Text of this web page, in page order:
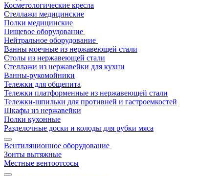
Косметологические кресла
Стеллажи медицинские
Полки медицинские
Пищевое оборудование
Нейтральное оборудование
Ванны моечные из нержавеющей стали
Столы из нержавеющей стали
Стеллажи из нержавейки для кухни
Ванны-рукомойники
Тележки для общепита
Тележки платформенные из нержавеющей стали
Тележки-шпильки для противней и гастроемкостей
Шкафы из нержавейки
Полки кухонные
Разделочные доски и колоды для рубки мяса
Вентиляционное оборудование
Зонты вытяжные
Местные вентоотсосы